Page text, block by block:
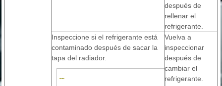
después de
rellenar el
refrigerante.
Inspeccione si el refrigerante está
contaminado después de sacar la
tapa del radiador.
Vuelva a
inspeccionar
después de
cambiar el
refrigerante.